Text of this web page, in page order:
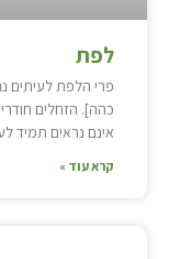
לפת
פרי הלפת לעיתים
כהה]. הזחלים
אינם נראים תמיד
קרא עוד »